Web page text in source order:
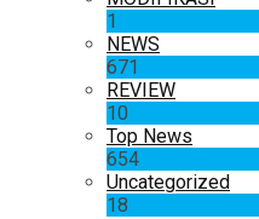
1
NEWS
671
REVIEW
10
Top News
654
Uncategorized
18